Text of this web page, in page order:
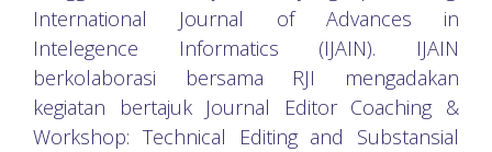
International Journal of Advances in
Intelegence Informatics (IJAIN). IJAIN
berkolaborasi bersama RJI mengadakan
kegiatan bertajuk Journal Editor Coaching &
Workshop: Technical Editing and Substansial